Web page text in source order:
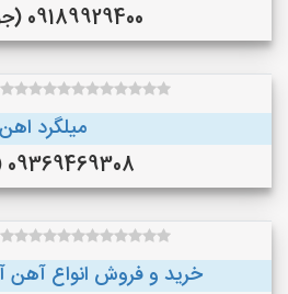
09189929400 (جوانرود )
میلگرد اهن
09369469308 (زرند )
خرید و فروش انواع